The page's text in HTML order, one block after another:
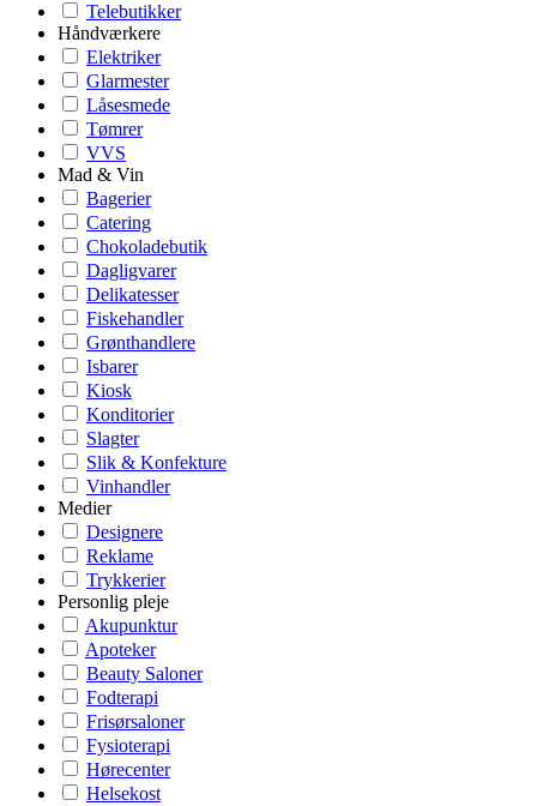
Telebutikker
Håndværkere
Elektriker
Glarmester
Låsesmede
Tømrer
VVS
Mad & Vin
Bagerier
Catering
Chokoladebutik
Dagligvarer
Delikatesser
Fiskehandler
Grønthandlere
Isbarer
Kiosk
Konditorier
Slagter
Slik & Konfekture
Vinhandler
Medier
Designere
Reklame
Trykkerier
Personlig pleje
Akupunktur
Apoteker
Beauty Saloner
Fodterapi
Frisørsaloner
Fysioterapi
Hørecenter
Helsekost